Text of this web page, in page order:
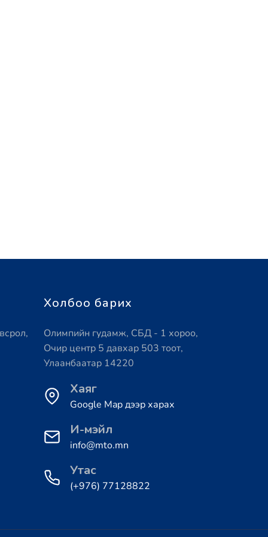
Холбоо барих
Олимпийн гудамж, СБД - 1 хороо,
Очир центр 5 давхар 503 тоот,
Улаанбаатар 14220
Хаяг
Google Map дээр харах
И-мэйл
info@mto.mn
Утас
(+976) 77128822